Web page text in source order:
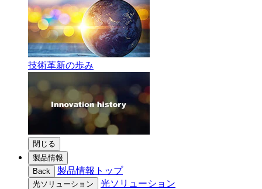
技術革新の歩み
閉じる
製品情報
Back
製品情報トップ
光ソリューション 光ソリューション